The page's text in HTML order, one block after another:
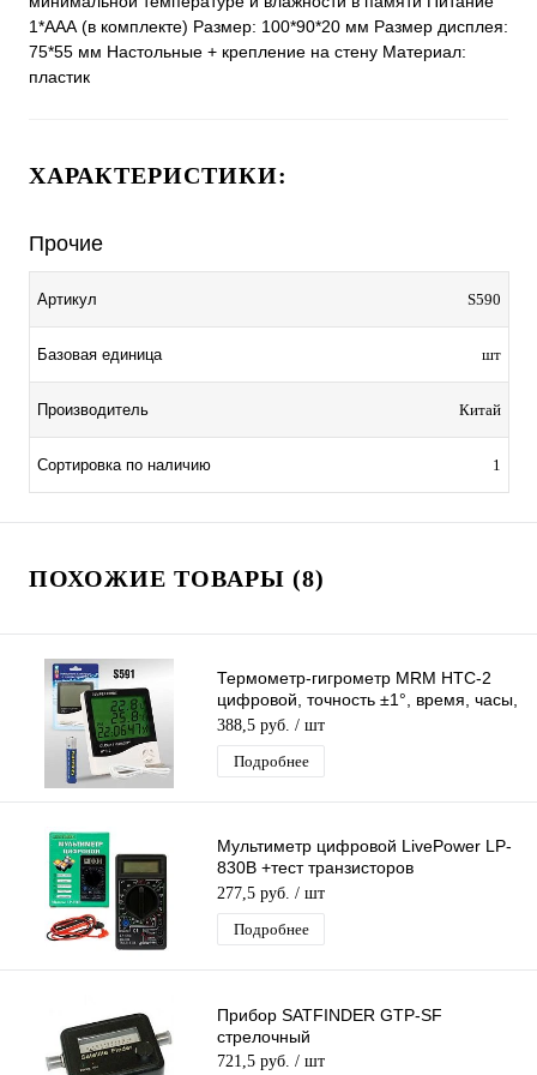
1*ААА (в комплекте) Размер: 100*90*20 мм Размер дисплея:
75*55 мм Настольные + крепление на стену Материал:
пластик
ХАРАКТЕРИСТИКИ:
Прочие
Артикул S590
Базовая единица шт
Производитель Китай
Сортировка по наличию 1
ПОХОЖИЕ ТОВАРЫ (8)
Термометр-гигрометр MRM HTC-2
цифровой, точность ±1°, время, часы,
будильник, проводной датчик
388,5 руб. / шт
Подробнее
Мультиметр цифровой LivePower LP-
830B +тест транзисторов
Профессиональный
мультиизмерительный Тестер
277,5 руб. / шт
Подробнее
Прибор SATFINDER GTP-SF
стрелочный
721,5 руб. / шт